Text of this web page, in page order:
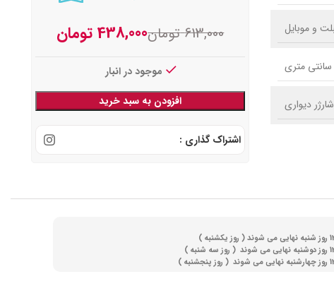
شارژر دیواری
613,000 تومان438,000 تومان
موجود در انبار
افزودن به سبد خرید
اشتراک گذاری :
( روز یکشنبه )
( روز سه شنبه )
) روز پنجشنبه )